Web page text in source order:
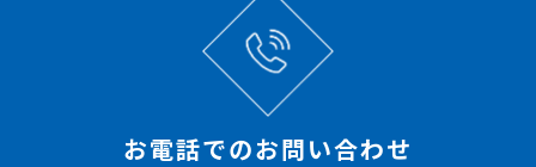
お電話でのお問い合わせ